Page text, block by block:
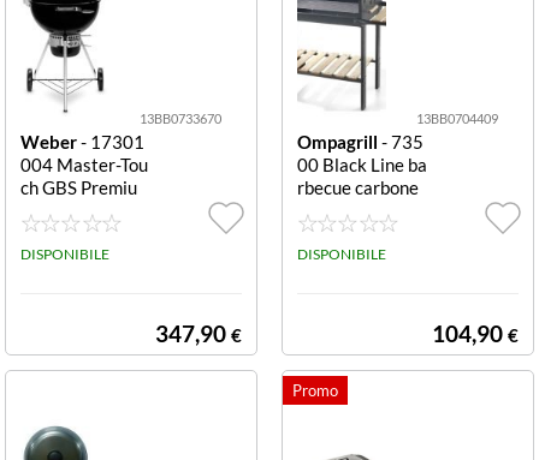
13BB0733670
Weber- 17301
004 Master-Tou
ch GBS Premiu
m barbecue carb
one 57 cm Gbs P
remium E 5770
DISPONIBILE
347,90 €
13BB0704409
Ompagrill - 735
00 Black Line ba
rbecue carbone
carrello doppia
griglia 70 47 Ec
o
DISPONIBILE
104,90 €